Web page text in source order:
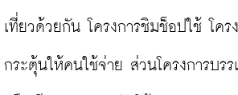
เที่ยวด้วยกัน โครงการชิมช็อปใช้ โคร
กระตุ้นให้คนใช้จ่าย ส่วนโครงการบรร